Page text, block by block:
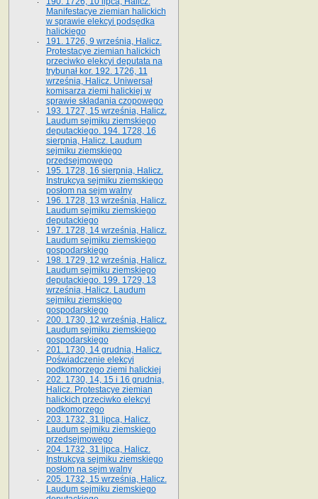
Manifestacye ziemian halickich
w sprawie elekcyi podsędka
halickiego
191. 1726, 9 września, Halicz.
Protestacye ziemian halickich
przeciwko elekcyi deputata na
trybunał kor. 192. 1726, 11
września, Halicz. Uniwersał
komisarza ziemi halickiej w
sprawie składania czopowego
193. 1727, 15 września, Halicz.
Laudum sejmiku ziemskiego
deputackiego. 194. 1728, 16
sierpnia, Halicz. Laudum
sejmiku ziemskiego
przedsejmowego
195. 1728, 16 sierpnia, Halicz.
Instrukcya sejmiku ziemskiego
posłom na sejm walny
196. 1728, 13 września, Halicz.
Laudum sejmiku ziemskiego
deputackiego
197. 1728, 14 września, Halicz.
Laudum sejmiku ziemskiego
gospodarskiego
198. 1729, 12 września, Halicz.
Laudum sejmiku ziemskiego
deputackiego. 199. 1729, 13
września, Halicz. Laudum
sejmiku ziemskiego
gospodarskiego
200. 1730, 12 września, Halicz.
Laudum sejmiku ziemskiego
gospodarskiego
201. 1730, 14 grudnia, Halicz.
Poświadczenie elekcyi
podkomorzego ziemi halickiej
202. 1730, 14, 15 i 16 grudnia,
Halicz. Protestacye ziemian
halickich przeciwko elekcyi
podkomorzego
203. 1732, 31 lipca, Halicz.
Laudum sejmiku ziemskiego
przedsejmowego
204. 1732, 31 lipca, Halicz.
Instrukcya sejmiku ziemskiego
posłom na sejm walny
205. 1732, 15 września, Halicz.
Laudum sejmiku ziemskiego